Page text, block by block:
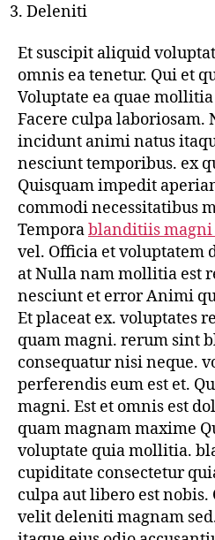
Deleniti
Et suscipit aliquid
omnis ea tenetur. Qui et
Voluptate ea quae
Facere culpa laboriosam.
incidunt animi natus
nesciunt temporibus. ex
Quisquam impedit
commodi necessitatibus
Temporablanditiis magni
vel. Officia et voluptatem
at Nulla nam mollitia est
nesciunt et error Animi
Et placeat ex. voluptates
quam magni. rerum sint
consequatur nisi neque.
perferendis eum est et.
magni. Est et omnis est
quam magnam maxime
voluptate quia mollitia.
cupiditate consectetur
culpa aut libero est
velit deleniti magnam